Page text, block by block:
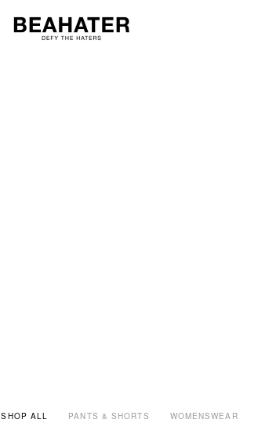
BEAHATER
SHOP ALL PANTS & SHORTS WOMENSWEAR